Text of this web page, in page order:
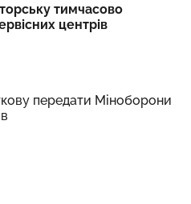
тимчасово
центрів
передати Міноборони